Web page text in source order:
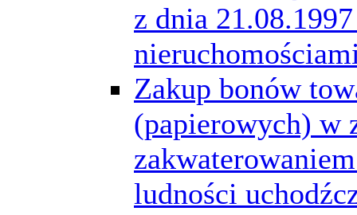
z dnia
Zakup bonów
(papierowych) w
ludności